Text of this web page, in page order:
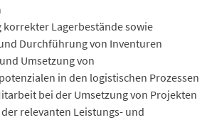
korrekter Lagerbestände sowie
Durchführung von Inventuren
Umsetzung von
in den logistischen Prozessen
bei der Umsetzung von Projekten
relevanten Leistungs- und